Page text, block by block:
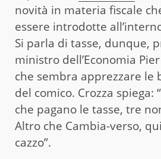
novità in materia fiscale
essere introdotte
Si parla di tasse, dunque,
ministro dell’Economia
che sembra apprezzare
del comico. Crozza spiega:
che pagano le tasse, tre
Altro che Cambia-verso,
cazzo”.